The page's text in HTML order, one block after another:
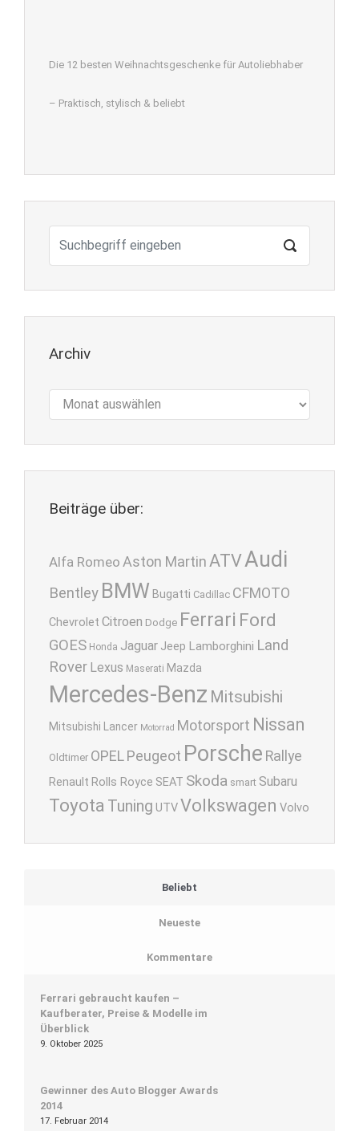
Die 12 besten Weihnachtsgeschenke für Autoliebhaber
– Praktisch, stylisch & beliebt
Archiv
Beiträge über:
Alfa Romeo Aston MartinATVAudi
Bentley BMW Bugatti Cadillac CFMOTO
Chevrolet Citroen Dodge Ferrari Ford
GOES Honda Jaguar Jeep Lamborghini Land
Rover Lexus Maserati Mazda
Mercedes-Benz Mitsubishi
Mitsubishi Lancer Motorrad Motorsport Nissan
Oldtimer OPELPeugeot Porsche Rallye
Renault Rolls Royce SEAT Skoda smart Subaru
Toyota Tuning UTVVolkswagen Volvo
Beliebt
Neueste
Kommentare
Ferrari gebraucht kaufen –
Kaufberater, Preise & Modelle im
Überblick
9. Oktober 2025
Gewinner des Auto Blogger Awards
2014
17. Februar 2014